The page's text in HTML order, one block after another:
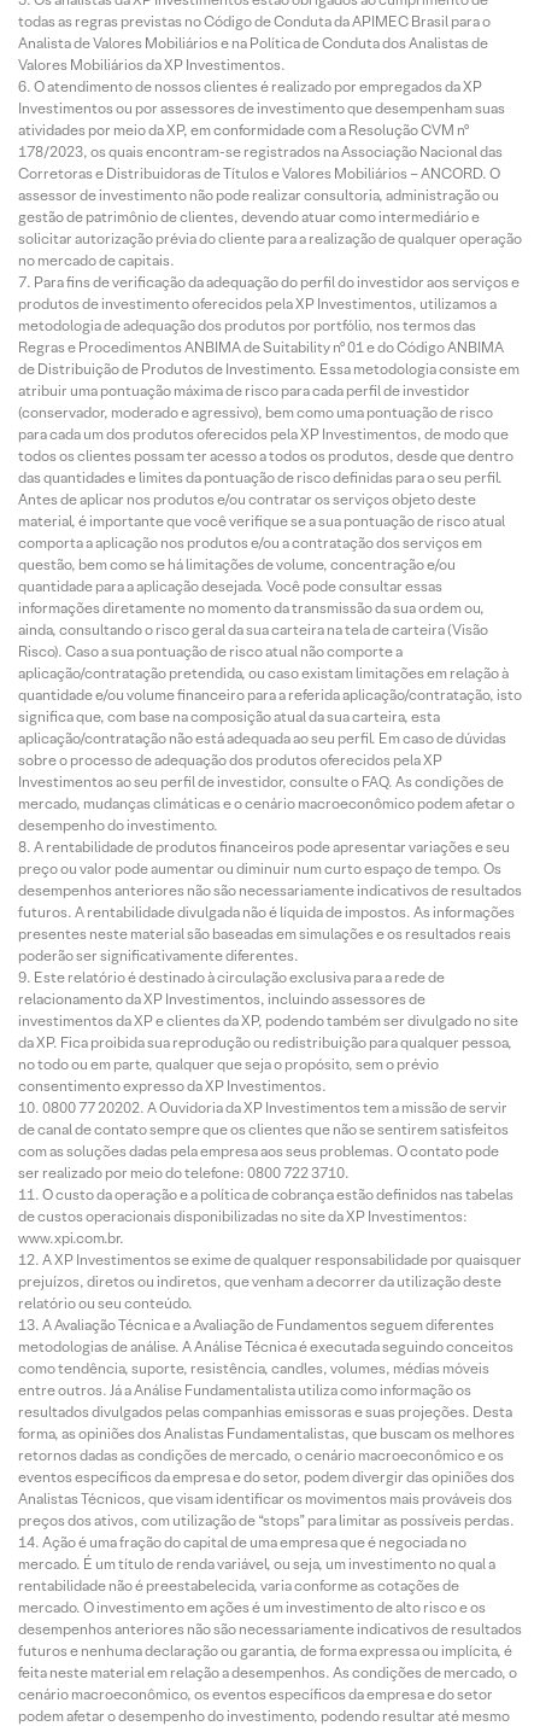
todas as regras previstas no Código de Conduta da APIMEC Brasil para o
Analista de Valores Mobiliários e na Política de Conduta dos Analistas de
Valores Mobiliários da XP Investimentos.
O atendimento de nossos clientes é realizado por empregados da XP
Investimentos ou por assessores de investimento que desempenham suas
atividades por meio da XP, em conformidade com a Resolução CVM nº
178/2023, os quais encontram-se registrados na Associação Nacional das
Corretoras e Distribuidoras de Títulos e Valores Mobiliários – ANCORD. O
assessor de investimento não pode realizar consultoria, administração ou
gestão de patrimônio de clientes, devendo atuar como intermediário e
solicitar autorização prévia do cliente para a realização de qualquer operação
no mercado de capitais.
Para fins de verificação da adequação do perfil do investidor aos serviços e
produtos de investimento oferecidos pela XP Investimentos, utilizamos a
metodologia de adequação dos produtos por portfólio, nos termos das
Regras e Procedimentos ANBIMA de Suitability nº 01 e do Código ANBIMA
de Distribuição de Produtos de Investimento. Essa metodologia consiste em
atribuir uma pontuação máxima de risco para cada perfil de investidor
(conservador, moderado e agressivo), bem como uma pontuação de risco
para cada um dos produtos oferecidos pela XP Investimentos, de modo que
todos os clientes possam ter acesso a todos os produtos, desde que dentro
das quantidades e limites da pontuação de risco definidas para o seu perfil.
Antes de aplicar nos produtos e/ou contratar os serviços objeto deste
material, é importante que você verifique se a sua pontuação de risco atual
comporta a aplicação nos produtos e/ou a contratação dos serviços em
questão, bem como se há limitações de volume, concentração e/ou
quantidade para a aplicação desejada. Você pode consultar essas
informações diretamente no momento da transmissão da sua ordem ou,
ainda, consultando o risco geral da sua carteira na tela de carteira (Visão
Risco). Caso a sua pontuação de risco atual não comporte a
aplicação/contratação pretendida, ou caso existam limitações em relação à
quantidade e/ou volume financeiro para a referida aplicação/contratação, isto
significa que, com base na composição atual da sua carteira, esta
aplicação/contratação não está adequada ao seu perfil. Em caso de dúvidas
sobre o processo de adequação dos produtos oferecidos pela XP
Investimentos ao seu perfil de investidor, consulte o FAQ. As condições de
mercado, mudanças climáticas e o cenário macroeconômico podem afetar o
desempenho do investimento.
A rentabilidade de produtos financeiros pode apresentar variações e seu
preço ou valor pode aumentar ou diminuir num curto espaço de tempo. Os
desempenhos anteriores não são necessariamente indicativos de resultados
futuros. A rentabilidade divulgada não é líquida de impostos. As informações
presentes neste material são baseadas em simulações e os resultados reais
poderão ser significativamente diferentes.
Este relatório é destinado à circulação exclusiva para a rede de
relacionamento da XP Investimentos, incluindo assessores de
investimentos da XP e clientes da XP, podendo também ser divulgado no site
da XP. Fica proibida sua reprodução ou redistribuição para qualquer pessoa,
no todo ou em parte, qualquer que seja o propósito, sem o prévio
consentimento expresso da XP Investimentos.
0800 77 20202. A Ouvidoria da XP Investimentos tem a missão de servir
de canal de contato sempre que os clientes que não se sentirem satisfeitos
com as soluções dadas pela empresa aos seus problemas. O contato pode
ser realizado por meio do telefone: 0800 722 3710.
O custo da operação e a política de cobrança estão definidos nas tabelas
de custos operacionais disponibilizadas no site da XP Investimentos:
www.xpi.com.br.
A XP Investimentos se exime de qualquer responsabilidade por quaisquer
prejuízos, diretos ou indiretos, que venham a decorrer da utilização deste
relatório ou seu conteúdo.
A Avaliação Técnica e a Avaliação de Fundamentos seguem diferentes
metodologias de análise. A Análise Técnica é executada seguindo conceitos
como tendência, suporte, resistência, candles, volumes, médias móveis
entre outros. Já a Análise Fundamentalista utiliza como informação os
resultados divulgados pelas companhias emissoras e suas projeções. Desta
forma, as opiniões dos Analistas Fundamentalistas, que buscam os melhores
retornos dadas as condições de mercado, o cenário macroeconômico e os
eventos específicos da empresa e do setor, podem divergir das opiniões dos
Analistas Técnicos, que visam identificar os movimentos mais prováveis dos
preços dos ativos, com utilização de “stops” para limitar as possíveis perdas.
Ação é uma fração do capital de uma empresa que é negociada no
mercado. É um título de renda variável, ou seja, um investimento no qual a
rentabilidade não é preestabelecida, varia conforme as cotações de
mercado. O investimento em ações é um investimento de alto risco e os
desempenhos anteriores não são necessariamente indicativos de resultados
futuros e nenhuma declaração ou garantia, de forma expressa ou implícita, é
feita neste material em relação a desempenhos. As condições de mercado, o
cenário macroeconômico, os eventos específicos da empresa e do setor
podem afetar o desempenho do investimento, podendo resultar até mesmo